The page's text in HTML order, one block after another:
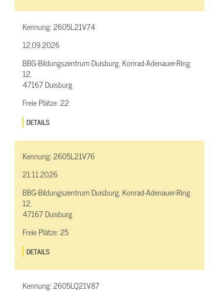
Kennung:2605L21V74
12.09.2026
BBG-Bildungszentrum Duisburg, Konrad-Adenauer-Ring
12,
47167 Duisburg
Freie Plätze:22
DETAILS
Kennung:2605L21V76
21.11.2026
BBG-Bildungszentrum Duisburg, Konrad-Adenauer-Ring
12,
47167 Duisburg
Freie Plätze:25
DETAILS
Kennung:2605LQ21V87